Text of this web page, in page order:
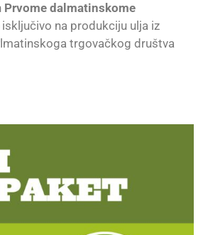
Prvome dalmatinskome
na produkciju ulja iz
trgovačkog društva